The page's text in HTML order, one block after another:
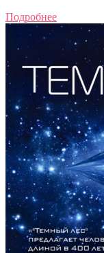
Подробнее